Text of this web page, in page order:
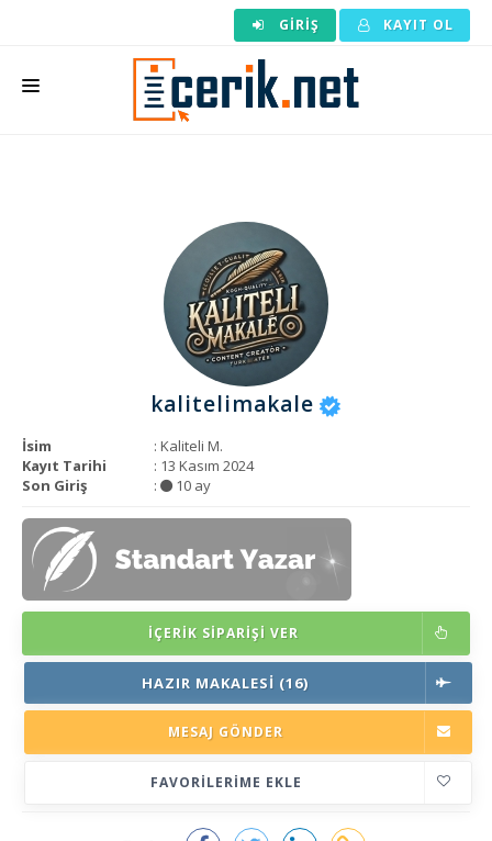
GIRIŞ KAYIT OL
KURUMSAL
kalitelimakale
İsim
: Kaliteli M.
Kayıt Tarihi
: 13 Kasım 2024
Son Giriş
: 10 ay
İÇERIK SIPARIŞI VER
HAZIR MAKALESI (16)
MESAJ GÖNDER
FAVORILERIME EKLE